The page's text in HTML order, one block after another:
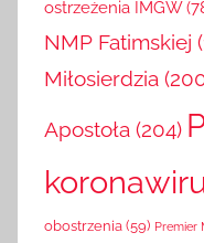
ostrzeżenia IMGW
NMP Fatimskiej
Miłosierdzia
Apostoła (204)
obostrzenia(59) Premier